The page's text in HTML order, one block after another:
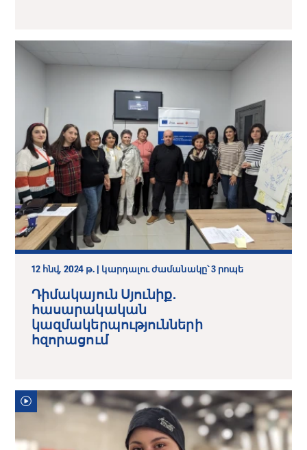
12 հնվ, 2024 թ. | կարդալու ժամանակը՝ 3 րոպե
Դիմակայուն Սյունիք․
հասարակական
կազմակերպությունների
հզորացում